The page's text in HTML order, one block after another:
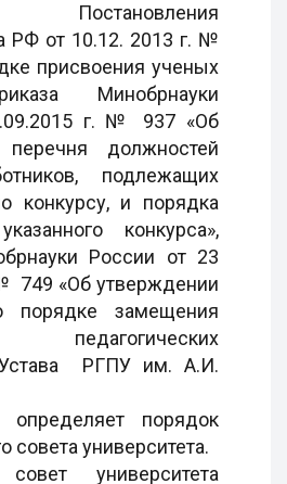
Постановления
РФ от 10.12. 2013 г. №
присвоения ученых
Минобрнауки
г. № 937 «Об
перечня должностей
подлежащих
конкурсу, и порядка
конкурса»,
России от 23
749 «Об утверждении
порядке замещения
педагогических
Устава РГПУ им. А.И.
определяет порядок
совета университета.
университета